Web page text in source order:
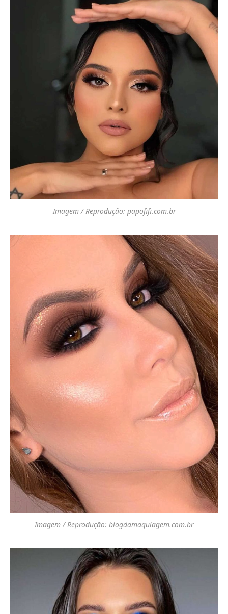
Imagem / Reprodução: papofifi.com.br
Imagem / Reprodução: blogdamaquiagem.com.br